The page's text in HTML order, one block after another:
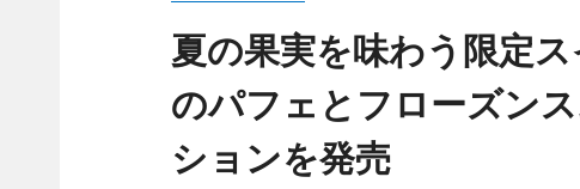
夏の果実を味わう限定
のパフェとフローズン
ションを発売